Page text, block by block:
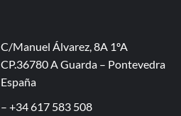
C/Manuel Álvarez, 8A 1ºA
CP.36780 A Guarda – Pontevedra
España
– +34 617 583 508